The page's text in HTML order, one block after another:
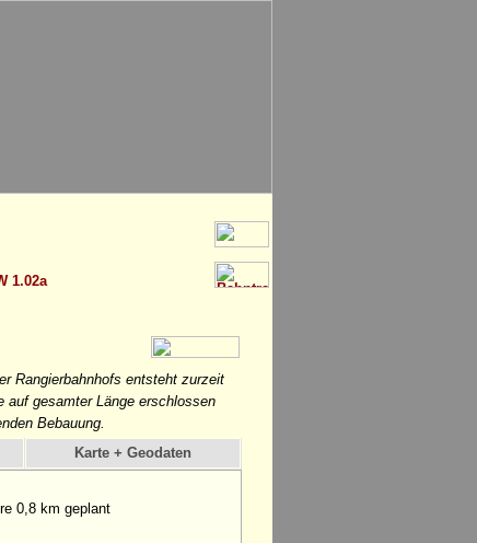
1.02a
Rangierbahnhofs entsteht zurzeit
auf gesamter Länge erschlossen
Bebauung.
Karte + Geodaten
0,8 km geplant